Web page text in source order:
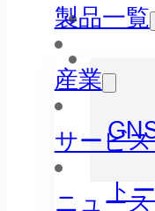
製品一覧
ト
産業
サービ
ニュー